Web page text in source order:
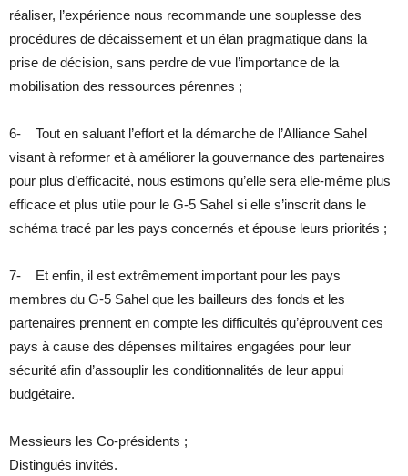
réaliser, l’expérience nous recommande une souplesse des
procédures de décaissement et un élan pragmatique dans la
prise de décision, sans perdre de vue l’importance de la
mobilisation des ressources pérennes ;
6- Tout en saluant l’effort et la démarche de l’Alliance Sahel
visant à reformer et à améliorer la gouvernance des partenaires
pour plus d’efficacité, nous estimons qu’elle sera elle-même plus
efficace et plus utile pour le G-5 Sahel si elle s’inscrit dans le
schéma tracé par les pays concernés et épouse leurs priorités ;
7- Et enfin, il est extrêmement important pour les pays
membres du G-5 Sahel que les bailleurs des fonds et les
partenaires prennent en compte les difficultés qu’éprouvent ces
pays à cause des dépenses militaires engagées pour leur
sécurité afin d’assouplir les conditionnalités de leur appui
budgétaire.
Messieurs les Co-présidents ;
Distingués invités.